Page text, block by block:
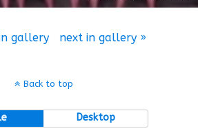
gallery next in gallery »
Back to top
Desktop